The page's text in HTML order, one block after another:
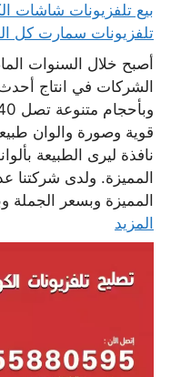
تلفزيونات سمارت كل
أصبح خلال السنوات
الشركات في انتاج
قوية وصورة والوان
نافذة ليرى الطبيعة
المميزة. ولدى
المميزة وبسعر الجملة
المزيد